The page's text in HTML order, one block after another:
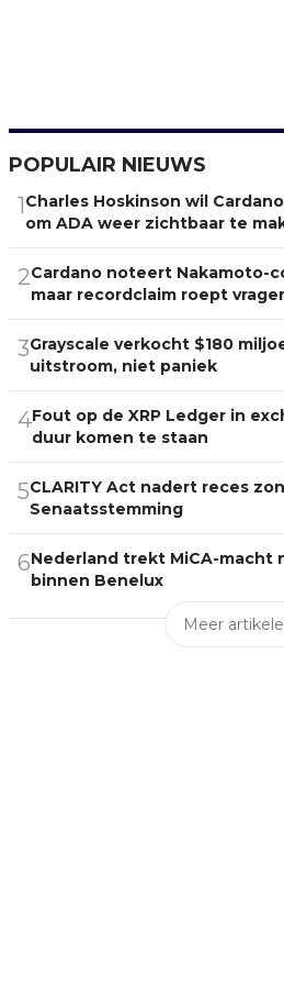
POPULAIR NIEUWS
1Charles Hoskinson wil
om ADA weer zichtbaar te
2Cardano noteert Nakamoto-
maar recordclaim roept
3Grayscale verkocht $180
uitstroom, niet paniek
4Fout op de XRP Ledger in
duur komen te staan
5CLARITY Act nadert reces
Senaatsstemming
6Nederland trekt MiCA-macht
binnen Benelux
Meer